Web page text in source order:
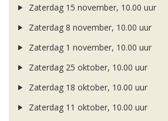
Zaterdag 15 november, 10.00 uur
Zaterdag 8 november, 10.00 uur
Zaterdag 1 november, 10.00 uur
Zaterdag 25 oktober, 10.00 uur
Zaterdag 18 oktober, 10.00 uur
Zaterdag 11 oktober, 10.00 uur